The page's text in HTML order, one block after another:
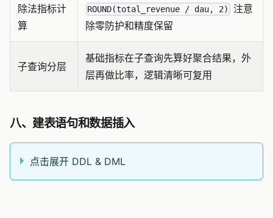
除法指标计
算
ROUND(total_revenue / dau, 2)
注意
除零防护和精度保留
子查询分层
基础指标在子查询先算好聚合结果，外
层再做比率，逻辑清晰可复用
八、建表语句和数据插入
点击展开 DDL & DML